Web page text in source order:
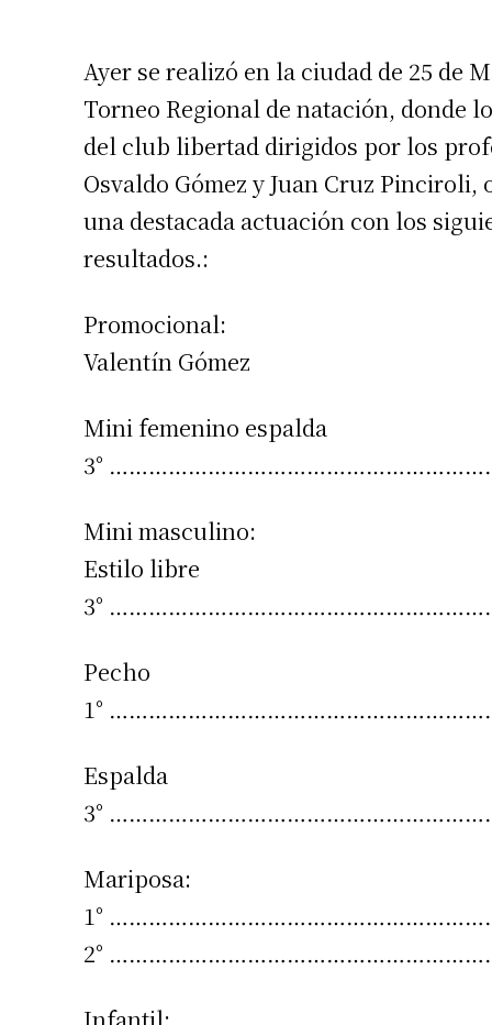
Ayer se realizó en la ciudad de 25 de
Torneo Regional de natación, donde
del club libertad dirigidos por los
Osvaldo Gómez y Juan Cruz Pinciroli,
una destacada actuación con los
resultados.:
Promocional:
Valentín Gómez
Mini femenino espalda
3°
Mini masculino:
Estilo libre
3°
Pecho
1°
Espalda
3°
Mariposa:
1°
2°